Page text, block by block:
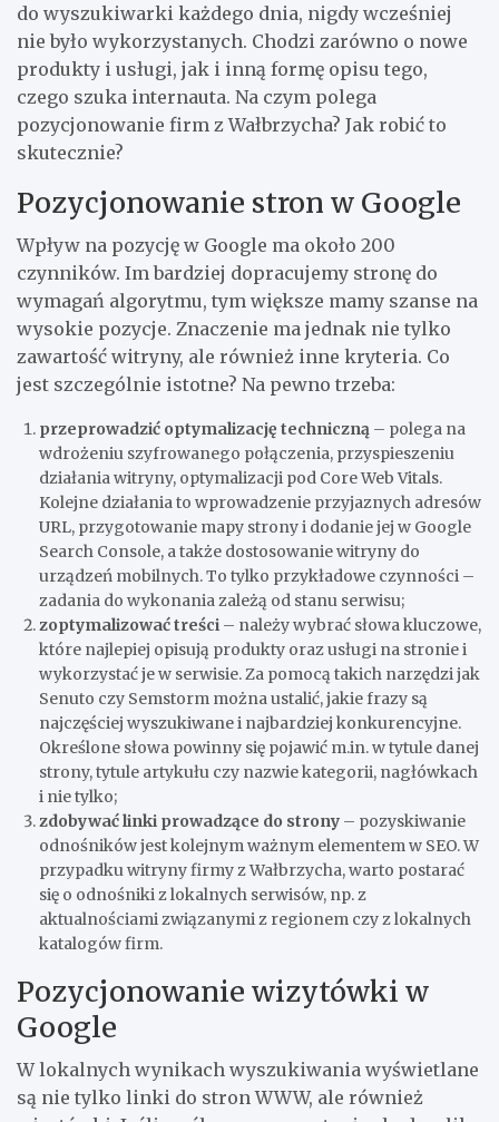
do wyszukiwarki każdego dnia, nigdy wcześniej
nie było wykorzystanych. Chodzi zarówno o nowe
produkty i usługi, jak i inną formę opisu tego,
czego szuka internauta. Na czym polega
pozycjonowanie firm z Wałbrzycha? Jak robić to
skutecznie?
Pozycjonowanie stron w Google
Wpływ na pozycję w Google ma około 200
czynników. Im bardziej dopracujemy stronę do
wymagań algorytmu, tym większe mamy szanse na
wysokie pozycje. Znaczenie ma jednak nie tylko
zawartość witryny, ale również inne kryteria. Co
jest szczególnie istotne? Na pewno trzeba:
przeprowadzić optymalizację techniczną – polega na
wdrożeniu szyfrowanego połączenia, przyspieszeniu
działania witryny, optymalizacji pod Core Web Vitals.
Kolejne działania to wprowadzenie przyjaznych adresów
URL, przygotowanie mapy strony i dodanie jej w Google
Search Console, a także dostosowanie witryny do
urządzeń mobilnych. To tylko przykładowe czynności –
zadania do wykonania zależą od stanu serwisu;
zoptymalizować treści – należy wybrać słowa kluczowe,
które najlepiej opisują produkty oraz usługi na stronie i
wykorzystać je w serwisie. Za pomocą takich narzędzi jak
Senuto czy Semstorm można ustalić, jakie frazy są
najczęściej wyszukiwane i najbardziej konkurencyjne.
Określone słowa powinny się pojawić m.in. w tytule danej
strony, tytule artykułu czy nazwie kategorii, nagłówkach
i nie tylko;
zdobywać linki prowadzące do strony – pozyskiwanie
odnośników jest kolejnym ważnym elementem w SEO. W
przypadku witryny firmy z Wałbrzycha, warto postarać
się o odnośniki z lokalnych serwisów, np. z
aktualnościami związanymi z regionem czy z lokalnych
katalogów firm.
Pozycjonowanie wizytówki w
Google
W lokalnych wynikach wyszukiwania wyświetlane
są nie tylko linki do stron WWW, ale również